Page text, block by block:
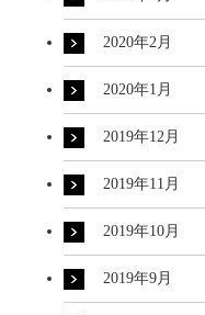
2020年2月
2020年1月
2019年12月
2019年11月
2019年10月
2019年9月